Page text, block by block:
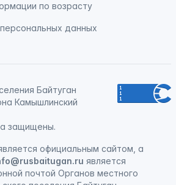
по возрасту
данных
Байтуган
Камышлинский
защищены.
официальным сайтом, а
является
почтой Органов местного